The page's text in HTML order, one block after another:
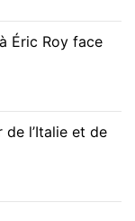
Éric Roy face
de l’Italie et de